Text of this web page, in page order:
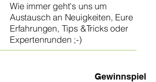
Wie immer geht's uns um
Austausch an Neuigkeiten, Eure
Erfahrungen, Tips &Tricks oder
Expertenrunden ;-)
Gewinnspiel